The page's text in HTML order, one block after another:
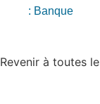
: Banque
Revenir à toutes